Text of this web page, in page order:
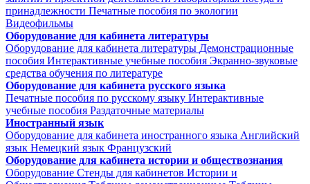
принадлежности Печатные пособия по экологии
Видеофильмы
Оборудование для кабинета литературы
Оборудование для кабинета литературы Демонстрационные
пособия Интерактивные учебные пособия Экранно-звуковые
средства обучения по литературе
Оборудование для кабинета русского языка
Печатные пособия по русскому языку Интерактивные
учебные пособия Раздаточные материалы
Иностранный язык
Оборудование для кабинета иностранного языка Английский
язык Немецкий язык Французский
Оборудование для кабинета истории и обществознания
Оборудование Стенды для кабинетов Истории и